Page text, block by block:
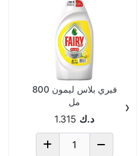
فيري بلاس ليمون 800
مل
د.ك 1.315
‹